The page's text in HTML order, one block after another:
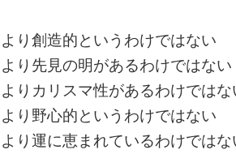
より創造的というわけではない
より先見の明があるわけではない
よりカリスマ性があるわけではな
より野心的というわけではない
より運に恵まれているわけではな